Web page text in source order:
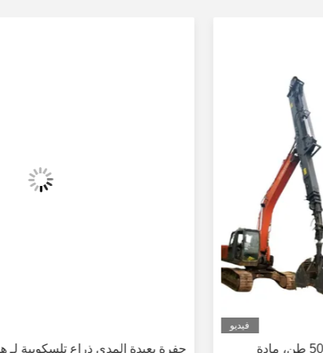
فيديو
ذراع ذراع تلسكوبي للحفارات من 20-50 طن، مادة
حفرة بعيدة المدى ذراع تلسكوبية لـ